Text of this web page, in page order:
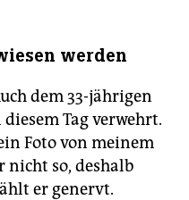
werden
dem 33-jährigen
Tag verwehrt.
Foto von meinem
nicht so, deshalb
er genervt.